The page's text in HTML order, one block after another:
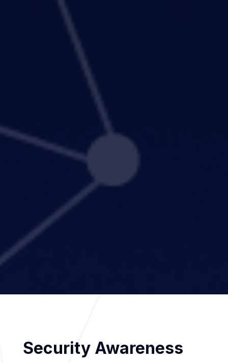
Security Awareness